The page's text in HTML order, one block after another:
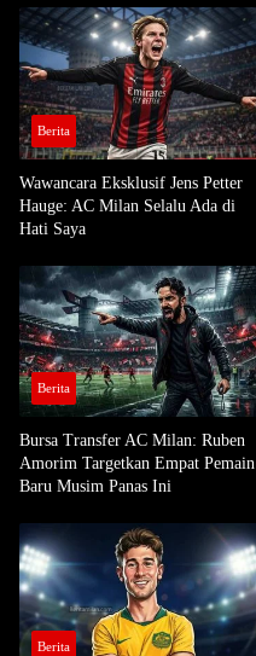
Berita
Wawancara Eksklusif Jens Petter
Hauge: AC Milan Selalu Ada di
Hati Saya
Berita
Bursa Transfer AC Milan: Ruben
Amorim Targetkan Empat Pemain
Baru Musim Panas Ini
Berita